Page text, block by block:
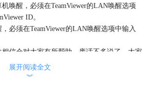
唤醒，必须在TeamViewer的LAN唤醒选项
ID。
必须在TeamViewer的LAN唤醒选项中输入
信会对大家有所帮助，废话不多说了，大家
件的许可证，可以咨询网站右侧的客服哦。
jiaocheng/jclan-hx.html
展开阅读全文
︾